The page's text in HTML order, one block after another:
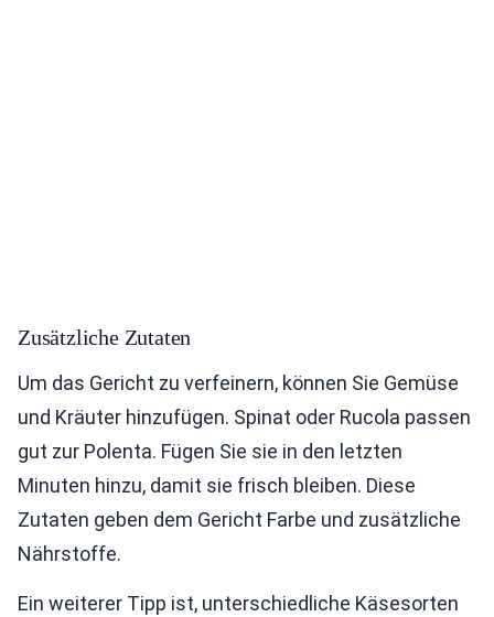
Zusätzliche Zutaten
Um das Gericht zu verfeinern, können Sie Gemüse
und Kräuter hinzufügen. Spinat oder Rucola passen
gut zur Polenta. Fügen Sie sie in den letzten
Minuten hinzu, damit sie frisch bleiben. Diese
Zutaten geben dem Gericht Farbe und zusätzliche
Nährstoffe.
Ein weiterer Tipp ist, unterschiedliche Käsesorten